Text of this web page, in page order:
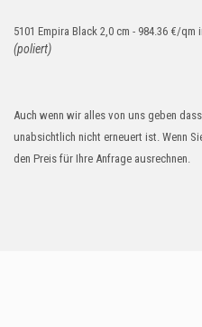
5101 Empira Black 2,0 cm - 984.36 €/
(poliert)
Auch wenn wir alles von uns geben
unabsichtlich nicht erneuert ist. Wenn
den Preis für Ihre Anfrage ausrechnen.